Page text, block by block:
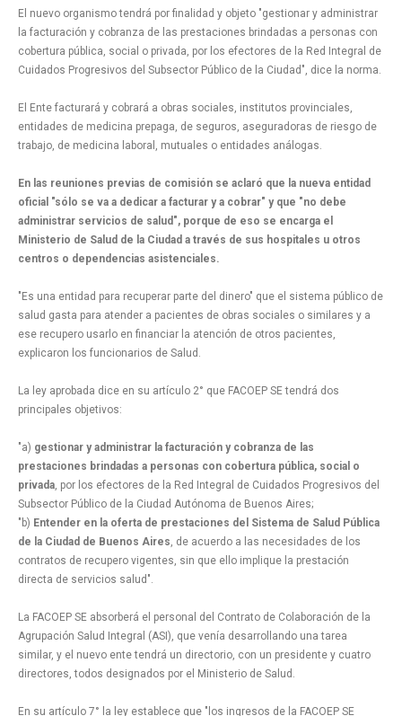
El nuevo organismo tendrá por finalidad y objeto "gestionar y administrar
la facturación y cobranza de las prestaciones brindadas a personas con
cobertura pública, social o privada, por los efectores de la Red Integral de
Cuidados Progresivos del Subsector Público de la Ciudad", dice la norma.
El Ente facturará y cobrará a obras sociales, institutos provinciales,
entidades de medicina prepaga, de seguros, aseguradoras de riesgo de
trabajo, de medicina laboral, mutuales o entidades análogas.
En las reuniones previas de comisión se aclaró que la nueva entidad
oficial "sólo se va a dedicar a facturar y a cobrar" y que "no debe
administrar servicios de salud", porque de eso se encarga el
Ministerio de Salud de la Ciudad a través de sus hospitales u otros
centros o dependencias asistenciales.
"Es una entidad para recuperar parte del dinero" que el sistema público de
salud gasta para atender a pacientes de obras sociales o similares y a
ese recupero usarlo en financiar la atención de otros pacientes,
explicaron los funcionarios de Salud.
La ley aprobada dice en su artículo 2° que FACOEP SE tendrá dos
principales objetivos:
"a) gestionar y administrar la facturación y cobranza de las
prestaciones brindadas a personas con cobertura pública, social o
privada, por los efectores de la Red Integral de Cuidados Progresivos del
Subsector Público de la Ciudad Autónoma de Buenos Aires;
"b) Entender en la oferta de prestaciones del Sistema de Salud Pública
de la Ciudad de Buenos Aires, de acuerdo a las necesidades de los
contratos de recupero vigentes, sin que ello implique la prestación
directa de servicios salud".
La FACOEP SE absorberá el personal del Contrato de Colaboración de la
Agrupación Salud Integral (ASI), que venía desarrollando una tarea
similar, y el nuevo ente tendrá un directorio, con un presidente y cuatro
directores, todos designados por el Ministerio de Salud.
En su artículo 7° la ley establece que "los ingresos de la FACOEP SE